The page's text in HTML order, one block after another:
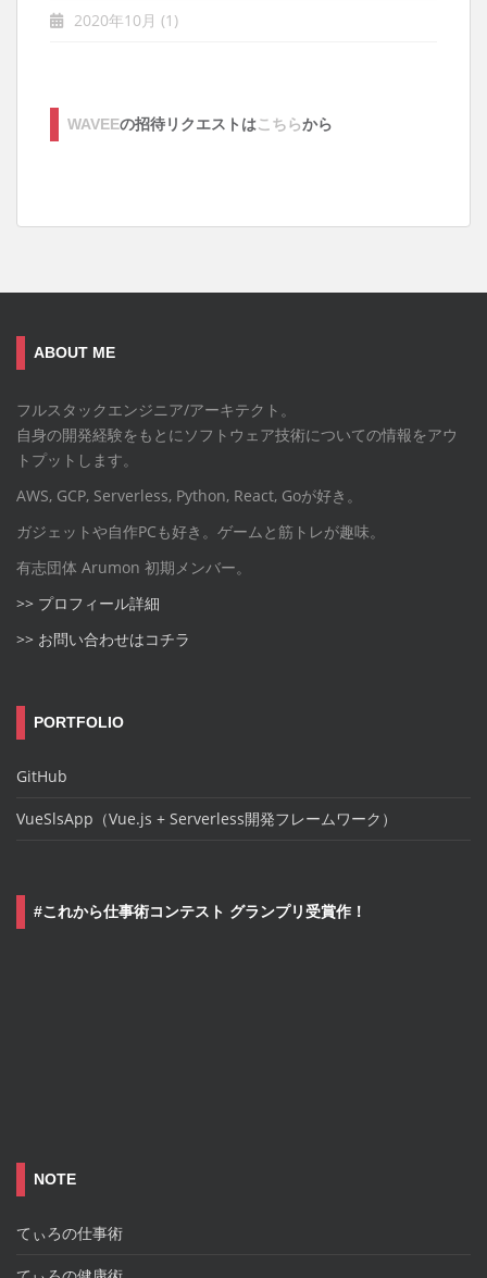
2020年10月 (1)
WAVEEの招待リクエストはこちらから
ABOUT ME
フルスタックエンジニア/アーキテクト。
自身の開発経験をもとにソフトウェア技術についての情報をアウ
トプットします。
AWS, GCP, Serverless, Python, React, Goが好き。
ガジェットや自作PCも好き。ゲームと筋トレが趣味。
有志団体 Arumon 初期メンバー。
>> プロフィール詳細
>> お問い合わせはコチラ
PORTFOLIO
GitHub
VueSlsApp（Vue.js + Serverless開発フレームワーク）
#これから仕事術コンテスト グランプリ受賞作！
NOTE
てぃろの仕事術